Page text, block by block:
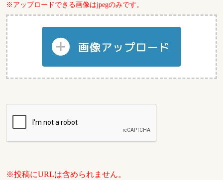
※アップロードできる画像はjpegのみです。
※投稿にURLは含められません。